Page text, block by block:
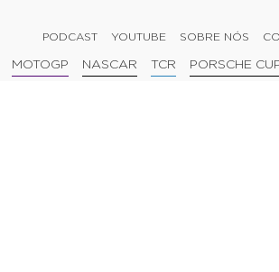
PODCAST YOUTUBE SOBRE NÓS
MOTOGP NASCAR TCR PORSCHE